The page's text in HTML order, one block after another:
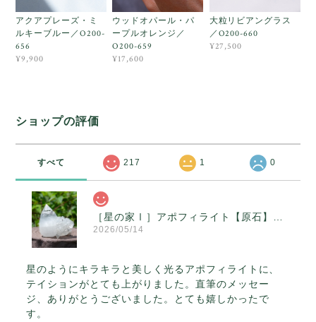
アクアプレーズ・ミ
ルキーブルー／O200-
656
¥9,900
ウッドオパール・パ
ープルオレンジ／
O200-659
¥17,600
大粒リビアングラス
／O200-660
¥27,500
ショップの評価
すべて 217 1 0
2026/05/14
星のようにキラキラと美しく光るアポフィライトに、
テイションがとても上がりました。直筆のメッセー
ジ、ありがとうございました。とても嬉しかったで
す。